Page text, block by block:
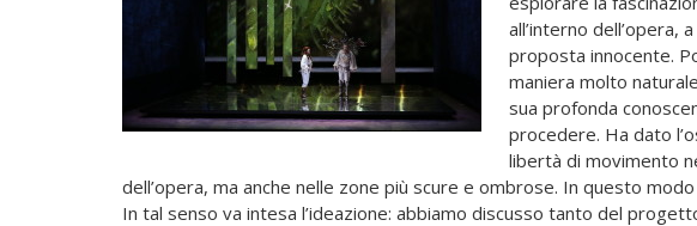
all’interno dell’opera,
proposta innocente.
maniera molto
sua profonda
procedere. Ha dato
libertà di movimento
dell’opera, ma anche nelle zone più scure e ombrose. In questo
In tal senso va intesa l’ideazione: abbiamo discusso tanto del